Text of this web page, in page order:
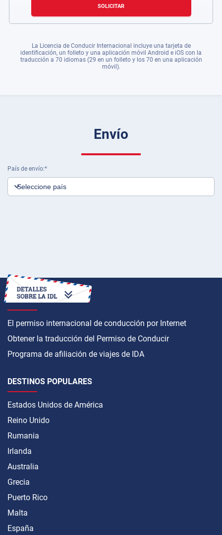
SOLICITAR
La Licencia de Conducir Internacional incluye una tarjeta de
identificación, un folleto y una aplicación móvil Android e iOS con la
traducción a 70 idiomas (29 en un folleto y los 70 en una aplicación
móvil).
Envío
País de envío
CÓMO OBTENER
El permiso internacional de conducción por Internet
Obtener la traducción del Permiso de Conducir
Programa de afiliación de viajes de IDA
DESTINOS POPULARES
Estados Unidos de América
Reino Unido
Rumania
Irlanda
Australia
Grecia
Puerto Rico
Malta
España